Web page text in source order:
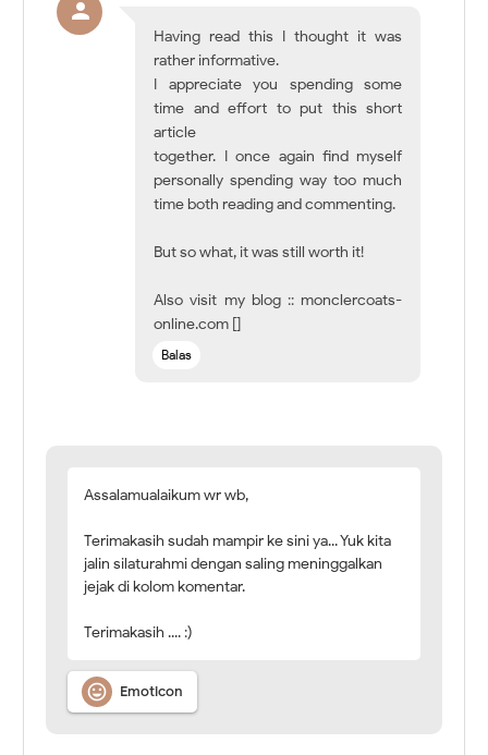
Having read this I thought it was
rather informative.
I appreciate you spending some
time and effort to put this short
article
together. I once again find myself
personally spending way too much
time both reading and commenting.
But so what, it was still worth it!
Also visit my blog :: monclercoats-
online.com []
Balas
Assalamualaikum wr wb,
Terimakasih sudah mampir ke sini ya... Yuk kita
jalin silaturahmi dengan saling meninggalkan
jejak di kolom komentar.
Terimakasih .... :)
 Emoticon